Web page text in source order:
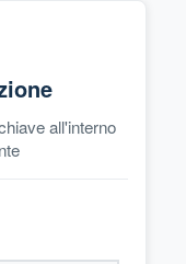
all'interno